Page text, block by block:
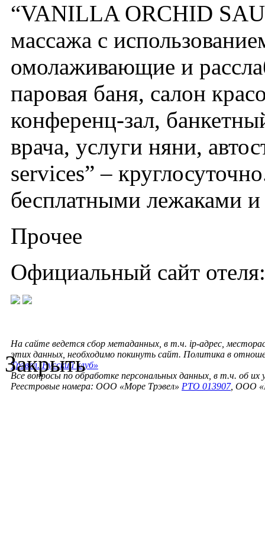
“VANILLA ORCHID
массажа с
омолаживающие и
паровая баня, салон
конференц-зал,
врача, услуги няни,
services” –
бесплатными лежаками
Прочее
Официальный сайт
На сайте ведется сбор метаданных, в т.ч. ip-адрес,
этих данных, необходимо покинуть сайт. Политика в
Трэвел. Русский клуб»
Все вопросы по обработке персональных данных, в т.ч. об их
Реестровые номера: ООО «Море Трэвел» РТО 013907, ООО
Закрыть